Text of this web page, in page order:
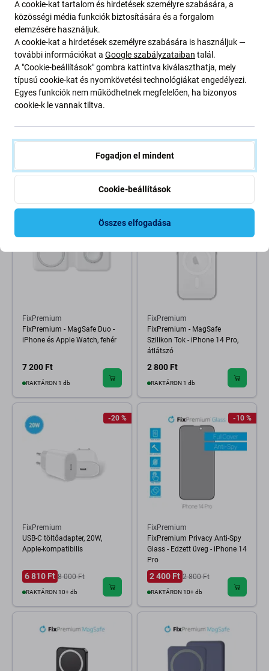
FixPremium
RAKTÁRON 10+ db
rózsaszín
6 000 Ft
RAKTÁRON 10+ db
FixPremium
FixPremium - MagSafe Duo -
iPhone és Apple Watch, fehér
7 200 Ft
RAKTÁRON 1 db
FixPremium
FixPremium - MagSafe
Szilikon Tok - iPhone 14 Pro,
átlátszó
2 800 Ft
RAKTÁRON 1 db
-20 %
FixPremium
USB-C töltőadapter, 20W,
Apple-kompatibilis
6 810 Ft 8 000 Ft
RAKTÁRON 10+ db
-10 %
FixPremium
FixPremium Privacy Anti-Spy
Glass - Edzett üveg - iPhone 14
Pro
2 400 Ft 2 800 Ft
RAKTÁRON 10+ db
A cookie-kat tartalom és hirdetések személyre szabására, a
közösségi média funkciók biztosítására és a forgalom
elemzésére használjuk.
A cookie-kat a hirdetések személyre szabására is használjuk —
további információkat a Google szabályzataiban talál.
A "Cookie-beállítások" gombra kattintva kiválaszthatja, mely
típusú cookie-kat és nyomkövetési technológiákat engedélyezi.
Egyes funkciók nem működhetnek megfelelően, ha bizonyos
cookie-k le vannak tiltva.
Fogadjon el mindent
Cookie-beállítások
Összes elfogadása